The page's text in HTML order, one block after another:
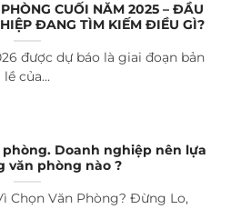
CUỐI NĂM 2025 – ĐẦU
ĐANG TÌM KIẾM ĐIỀU GÌ?
được dự báo là giai đoạn bản
lề của...
Doanh nghiệp nên lựa
văn phòng nào ?
Chọn Văn Phòng? Đừng Lo,